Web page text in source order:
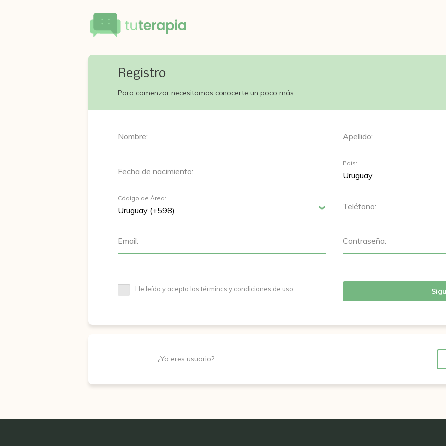
Registro
Para comenzar necesitamos conocerte un poco más
Nombre: Apellido:
Fecha de nacimiento:
País:
Código de Área:
Teléfono:
Email: Contraseña:
He leído y acepto los términos y condiciones de uso
¿Ya eres usuario?